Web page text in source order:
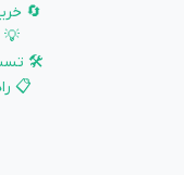
🔄
💡
🛠️
📋